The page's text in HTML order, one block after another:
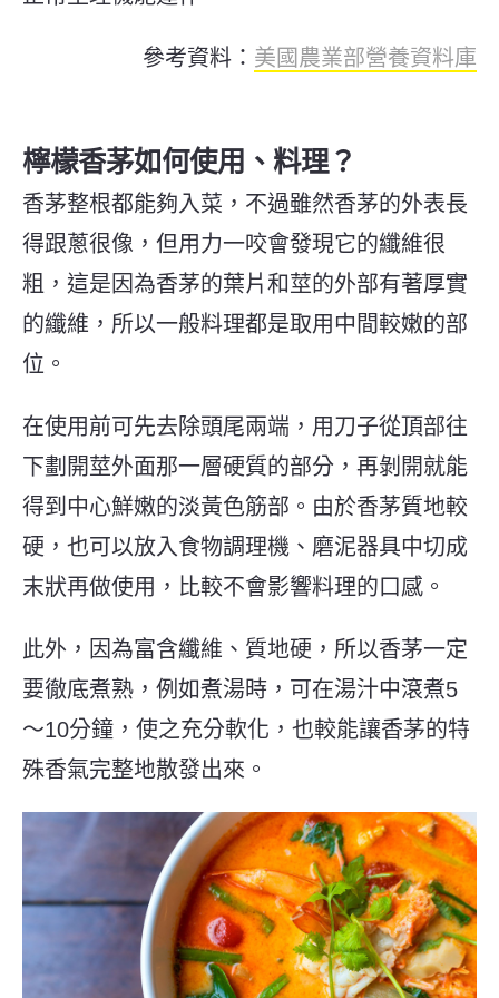
參考資料： 美國農業部營養資料庫
檸檬香茅如何使用、料理？
香茅整根都能夠入菜，不過雖然香茅的外表長
得跟蔥很像，但用力一咬會發現它的纖維很
粗，這是因為香茅的葉片和莖的外部有著厚實
的纖維，所以一般料理都是取用中間較嫩的部
位。
在使用前可先去除頭尾兩端，用刀子從頂部往
下劃開莖外面那一層硬質的部分，再剝開就能
得到中心鮮嫩的淡黃色筋部。由於香茅質地較
硬，也可以放入食物調理機、磨泥器具中切成
末狀再做使用，比較不會影響料理的口感。
此外，因為富含纖維、質地硬，所以香茅一定
要徹底煮熟，例如煮湯時，可在湯汁中滾煮5
～10分鐘，使之充分軟化，也較能讓香茅的特
殊香氣完整地散發出來。